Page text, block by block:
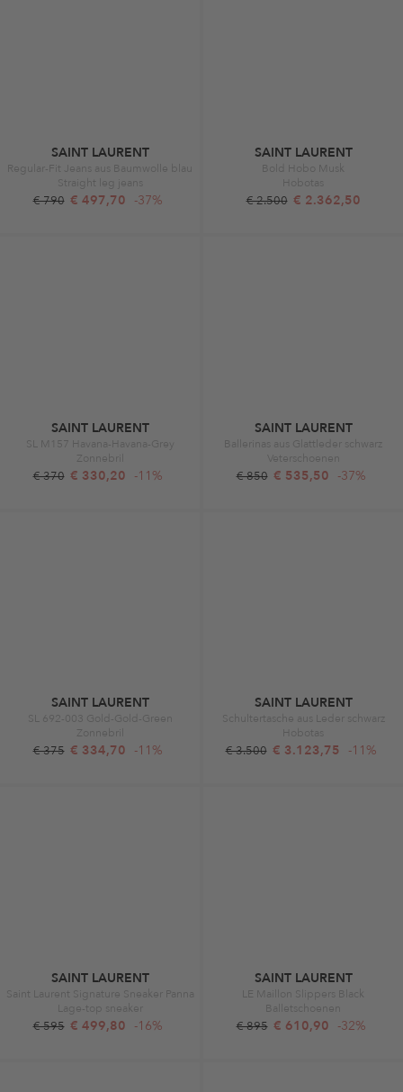
SAINT LAURENT
Regular-Fit Jeans aus Baumwolle blau
Straight leg jeans
€ 790 € 497,70 -37%
SAINT LAURENT
Bold Hobo Musk
Hobotas
€ 2.500 € 2.362,50
SAINT LAURENT
SL M157 Havana-Havana-Grey
Zonnebril
€ 370 € 330,20 -11%
SAINT LAURENT
Ballerinas aus Glattleder schwarz
Veterschoenen
€ 850 € 535,50 -37%
SAINT LAURENT
SL 692-003 Gold-Gold-Green
Zonnebril
€ 375 € 334,70 -11%
SAINT LAURENT
Schultertasche aus Leder schwarz
Hobotas
€ 3.500 € 3.123,75 -11%
SAINT LAURENT
Saint Laurent Signature Sneaker Panna
Lage-top sneaker
€ 595 € 499,80 -16%
SAINT LAURENT
LE Maillon Slippers Black
Balletschoenen
€ 895 € 610,90 -32%